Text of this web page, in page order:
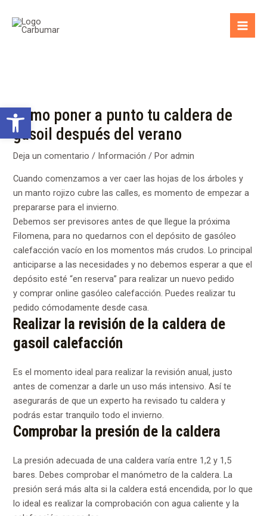
contenido
Cómo poner a punto tu caldera de
gasoil después del verano
Deja un comentario / Información / Poradmin
Cuando comenzamos a ver caer las hojas de los árboles y
un manto rojizo cubre las calles, es momento de empezar a
prepararse para el invierno.
Debemos ser previsores antes de que llegue la próxima
Filomena, para no quedarnos con el depósito de gasóleo
calefacción vacío en los momentos más crudos. Lo principal
anticiparse a las necesidades y no debemos esperar a que el
depósito esté “en reserva” para realizar un nuevo pedido
y comprar online gasóleo calefacción. Puedes realizar tu
pedido cómodamente desde casa.
Realizar la revisión de la caldera de
gasoil calefacción
Es el momento ideal para realizar la revisión anual, justo
antes de comenzar a darle un uso más intensivo. Así te
asegurarás de que un experto ha revisado tu caldera y
podrás estar tranquilo todo el invierno.
Comprobar la presión de la caldera
La presión adecuada de una caldera varía entre 1,2 y 1,5
bares. Debes comprobar el manómetro de la caldera. La
presión será más alta si la caldera está encendida, por lo que
lo ideal es realizar la comprobación con agua caliente y la
de
entradas
Abrir barra de herramientas